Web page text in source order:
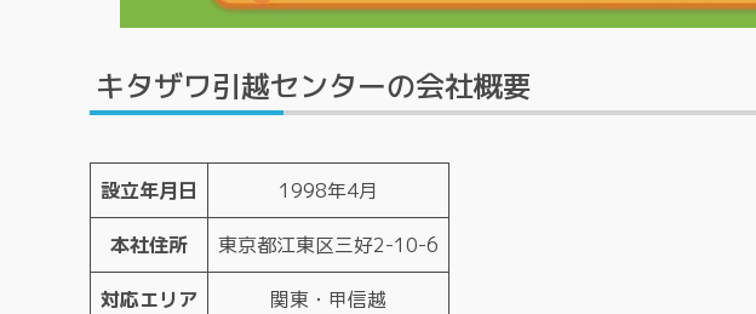
キタザワ引越センターの会社概要
設立年月日 1998年4月
本社住所 東京都江東区三好2-10-6
対応エリア 関東・甲信越